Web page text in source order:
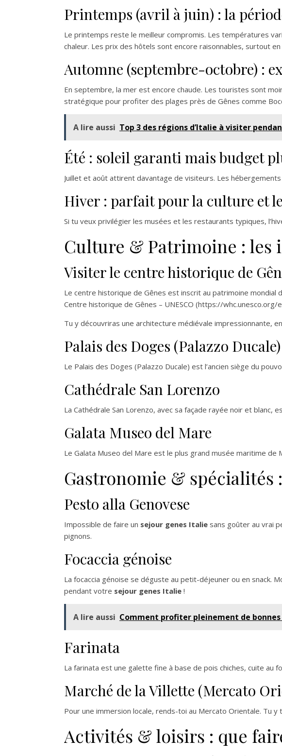
Printemps (avril à juin) : la
Le printemps reste le meilleur compromis. Les températures
chaleur. Les prix des hôtels sont encore raisonnables, surtout en
Automne (septembre-octobre) :
En septembre, la mer est encore chaude. Les touristes sont
stratégique pour profiter des plages près de Gênes comme
A lire aussi Top 3 des régions d’Italie à visiter
Été : soleil garanti mais budget
Juillet et août attirent davantage de visiteurs. Les
Hiver : parfait pour la culture et
Si tu veux privilégier les musées et les restaurants typiques,
Culture & Patrimoine : les
Visiter le centre historique de
Le centre historique de Gênes est inscrit au patrimoine mondial
Centre historique de Gênes – UNESCO (https://
Tu y découvriras une architecture médiévale impressionnante,
Palais des Doges (Palazzo Ducale)
Le Palais des Doges (Palazzo Ducale) est l’ancien siège du
Cathédrale San Lorenzo
La Cathédrale San Lorenzo, avec sa façade rayée noir et blanc,
Galata Museo del Mare
Le Galata Museo del Mare est le plus grand musée maritime de
Gastronomie & spécialités
Pesto alla Genovese
Impossible de faire un sejour genes Italie sans goûter au vrai
pignons.
Focaccia génoise
La focaccia génoise se déguste au petit-déjeuner ou en snack.
pendant votre sejour genes Italie !
A lire aussi Comment profiter pleinement de
Farinata
La farinata est une galette fine à base de pois chiches, cuite au
Marché de la Villette (Mercato
Pour une immersion locale, rends-toi au Mercato Orientale. Tu
Activités & loisirs : que